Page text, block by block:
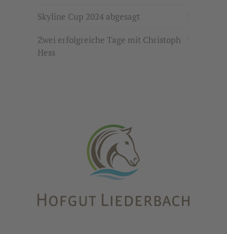
Skyline Cup 2024 abgesagt
Zwei erfolgreiche Tage mit Christoph
Hess